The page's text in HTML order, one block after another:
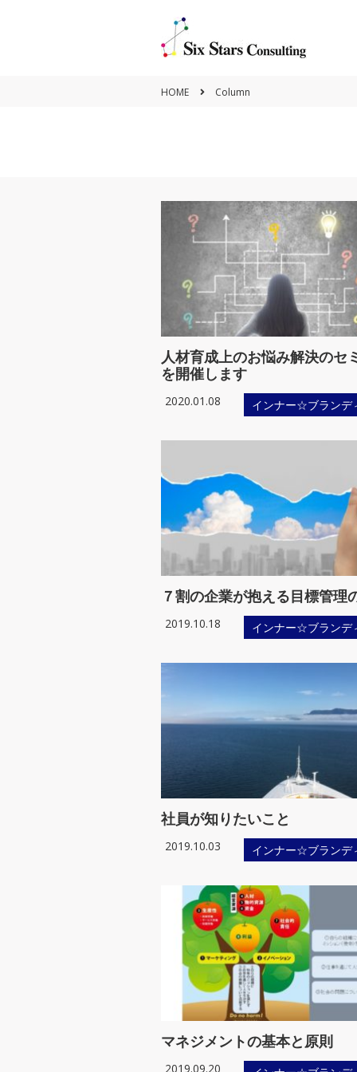
インナー☆ブランディング
Policy
Vision&Mission
HOME Column
人材育成上のお悩み解決のセ
を開催します
2020.01.08 インナー☆ブランデ
７割の企業が抱える目標管理
2019.10.18 インナー☆ブランデ
社員が知りたいこと
2019.10.03 インナー☆ブランデ
マネジメントの基本と原則
2019.09.20